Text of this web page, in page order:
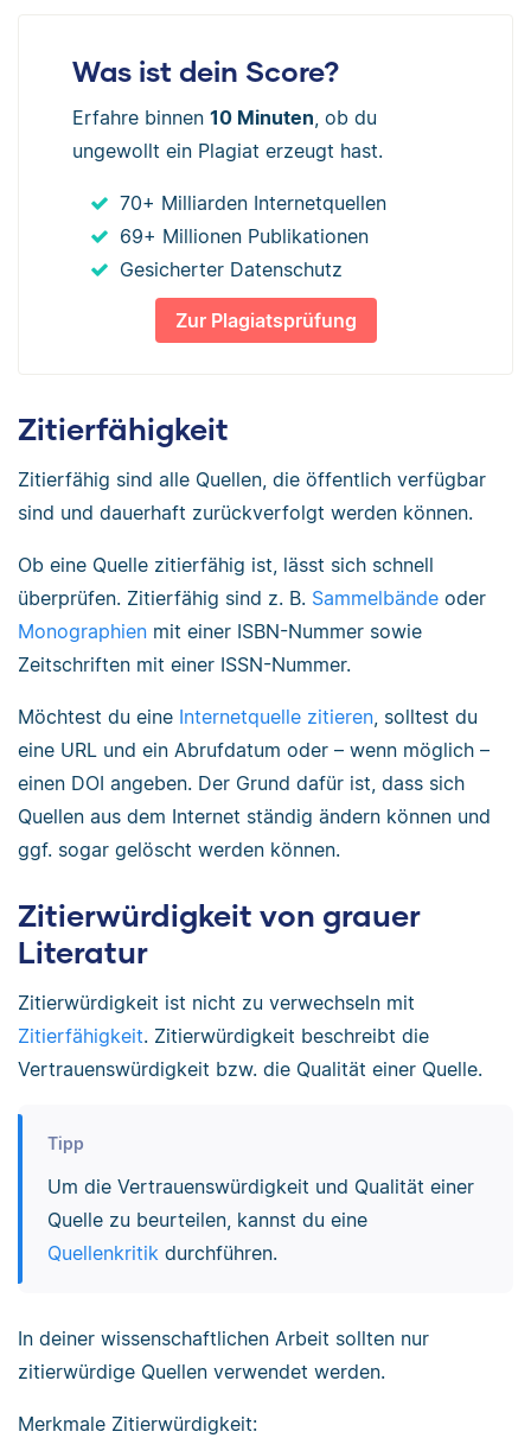
Was ist dein Score?
Erfahre binnen 10 Minuten, ob du
ungewollt ein Plagiat erzeugt hast.
70+ Milliarden Internetquellen
69+ Millionen Publikationen
Gesicherter Datenschutz
Zur Plagiatsprüfung
Zitierfähigkeit
Zitierfähig sind alle Quellen, die öffentlich verfügbar
sind und dauerhaft zurückverfolgt werden können.
Ob eine Quelle zitierfähig ist, lässt sich schnell
überprüfen. Zitierfähig sind z. B. Sammelbände oder
Monographien mit einer ISBN-Nummer sowie
Zeitschriften mit einer ISSN-Nummer.
Möchtest du eine Internetquelle zitieren, solltest du
eine URL und ein Abrufdatum oder – wenn möglich –
einen DOI angeben. Der Grund dafür ist, dass sich
Quellen aus dem Internet ständig ändern können und
ggf. sogar gelöscht werden können.
Zitierwürdigkeit von grauer
Literatur
Zitierwürdigkeit ist nicht zu verwechseln mit
Zitierfähigkeit. Zitierwürdigkeit beschreibt die
Vertrauenswürdigkeit bzw. die Qualität einer Quelle.
Tipp
Um die Vertrauenswürdigkeit und Qualität einer
Quelle zu beurteilen, kannst du eine
Quellenkritik durchführen.
In deiner wissenschaftlichen Arbeit sollten nur
zitierwürdige Quellen verwendet werden.
Merkmale Zitierwürdigkeit: